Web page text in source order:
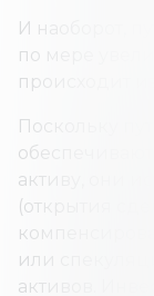
И наоборот,
по мере
происходит
Поскольку
активу, они
(открытия
или
активов.